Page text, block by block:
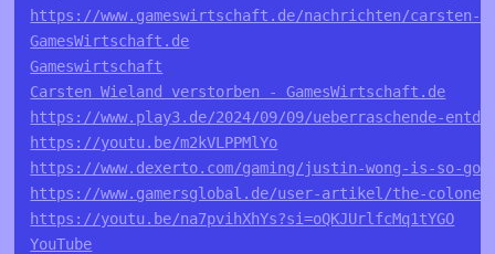
https://www.gameswirtschaft.de/nachrichten/carsten-
GamesWirtschaft.de
Gameswirtschaft
Carsten Wieland verstorben - GamesWirtschaft.de
https://www.play3.de/2024/09/09/ueberraschende-
https://youtu.be/m2kVLPPMlYo
https://www.dexerto.com/gaming/justin-wong-is-so-
https://www.gamersglobal.de/user-artikel/the-
https://youtu.be/na7pvihXhYs?si=oQKJUrlfcMq1tYGO
YouTube